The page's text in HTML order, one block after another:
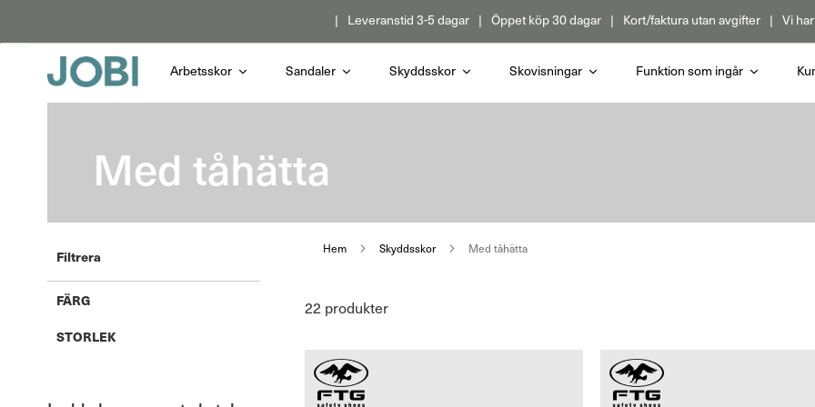
innehållet
Leveranstid 3-5 dagar Öppet köp 30 dagar Kort/faktura utan avgifter Vi
Arbetsskor Sandaler Skyddsskor Skovisningar Funktion som ingår
Med tåhätta
Hem Skyddsskor Med tåhätta
22 produkter
Filtrera
FÄRG
STORLEK